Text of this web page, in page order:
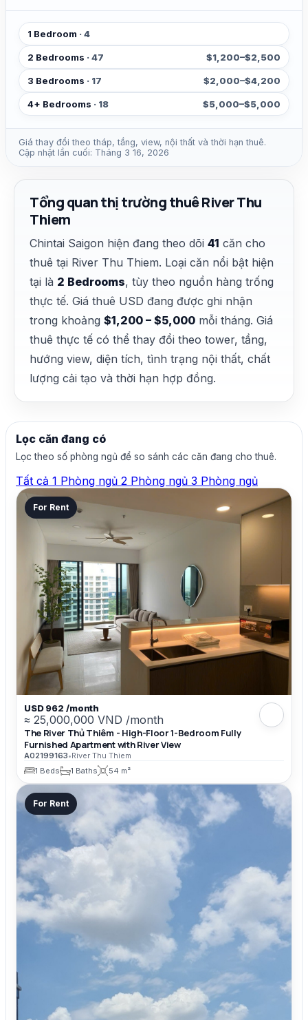
1 Bedroom · 4
2 Bedrooms · 47 $1,200–$2,500
3 Bedrooms · 17 $2,000–$4,200
4+ Bedrooms · 18 $5,000–$5,000
Giá thay đổi theo tháp, tầng, view, nội thất và thời hạn thuê.
Cập nhật lần cuối: Tháng 3 16, 2026
Tổng quan thị trường thuê River Thu
Thiem
Chintai Saigon hiện đang theo dõi 41 căn cho
thuê tại River Thu Thiem. Loại căn nổi bật hiện
tại là 2 Bedrooms, tùy theo nguồn hàng trống
thực tế. Giá thuê USD đang được ghi nhận
trong khoảng $1,200 – $5,000 mỗi tháng. Giá
thuê thực tế có thể thay đổi theo tower, tầng,
hướng view, diện tích, tình trạng nội thất, chất
lượng cải tạo và thời hạn hợp đồng.
Lọc căn đang có
Lọc theo số phòng ngủ để so sánh các căn đang cho thuê.
Tất cả 1 Phòng ngủ 2 Phòng ngủ 3 Phòng ngủ
For Rent
USD 962 /month
≈ 25,000,000 VND /month
The River Thủ Thiêm - High-Floor 1-Bedroom Fully
Furnished Apartment with River View
A02199163•River Thu Thiem
1 Beds
1 Baths 54 m²
For Rent